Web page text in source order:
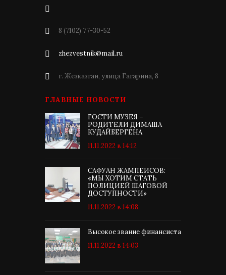
8 (7102) 77-30-52
zhezvestnik@mail.ru
г. Жезказган, улица Гагарина, 8
ГЛАВНЫЕ НОВОСТИ
ГОСТИ МУЗЕЯ –
РОДИТЕЛИ ДИМАША
КУДАЙБЕРГЕНА
11.11.2022 в 14:12
САФУАН ЖАМПЕИСОВ:
«МЫ ХОТИМ СТАТЬ
ПОЛИЦИЕЙ ШАГОВОЙ
ДОСТУПНОСТИ»
11.11.2022 в 14:08
Высокое звание финансиста
11.11.2022 в 14:03